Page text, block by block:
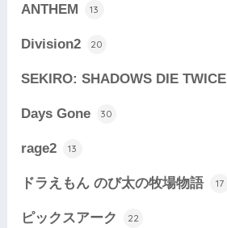
ANTHEM 13
Division2 20
SEKIRO: SHADOWS DIE TWICE
Days Gone 30
rage2 13
ドラえもん のび太の牧場物語 17
ピックスアーク 22